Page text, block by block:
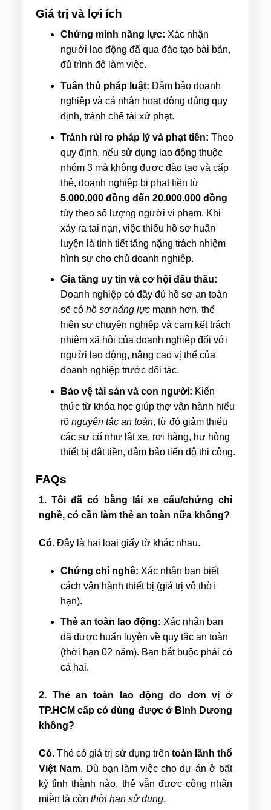
Giá trị và lợi ích
Chứng minh năng lực: Xác nhận
người lao động đã qua đào tạo bài bản,
đủ trình độ làm việc.
Tuân thủ pháp luật: Đảm bảo doanh
nghiệp và cá nhân hoạt động đúng quy
định, tránh chế tài xử phạt.
Tránh rủi ro pháp lý và phạt tiền: Theo
quy định, nếu sử dụng lao động thuộc
nhóm 3 mà không được đào tạo và cấp
thẻ, doanh nghiệp bị phạt tiền từ
5.000.000 đồng đến 20.000.000 đồng
tùy theo số lượng người vi phạm. Khi
xảy ra tai nạn, việc thiếu hồ sơ huấn
luyện là tình tiết tăng nặng trách nhiệm
hình sự cho chủ doanh nghiệp.
Gia tăng uy tín và cơ hội đấu thầu:
Doanh nghiệp có đầy đủ hồ sơ an toàn
sẽ có hồ sơ năng lựcmạnh hơn, thể
hiện sự chuyên nghiệp và cam kết trách
nhiệm xã hội của doanh nghiệp đối với
người lao động, nâng cao vị thế của
doanh nghiệp trước đối tác.
Bảo vệ tài sản và con người: Kiến
thức từ khóa học giúp thợ vận hành hiểu
rõ nguyên tắc an toàn, từ đó giảm thiểu
các sự cố như lật xe, rơi hàng, hư hỏng
thiết bị đắt tiền, đảm bảo tiến độ thi công.
FAQs
1. Tôi đã có bằng lái xe cẩu/chứng chỉ
nghề, có cần làm thẻ an toàn nữa không?
Có. Đây là hai loại giấy tờ khác nhau.
Chứng chỉ nghề: Xác nhận bạn biết
cách vận hành thiết bị (giá trị vô thời
hạn).
Thẻ an toàn lao động: Xác nhận bạn
đã được huấn luyện về quy tắc an toàn
(thời hạn 02 năm). Bạn bắt buộc phải có
cả hai.
2. Thẻ an toàn lao động do đơn vị ở
TP.HCM cấp có dùng được ở Bình Dương
không?
Có. Thẻ có giá trị sử dụng trên toàn lãnh thổ
Việt Nam. Dù bạn làm việc cho dự án ở bất
kỳ tỉnh thành nào, thẻ vẫn được công nhận
miễn là còn thời hạn sử dụng.